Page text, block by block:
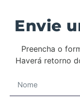
Envie
Preencha o
Haverá retorno